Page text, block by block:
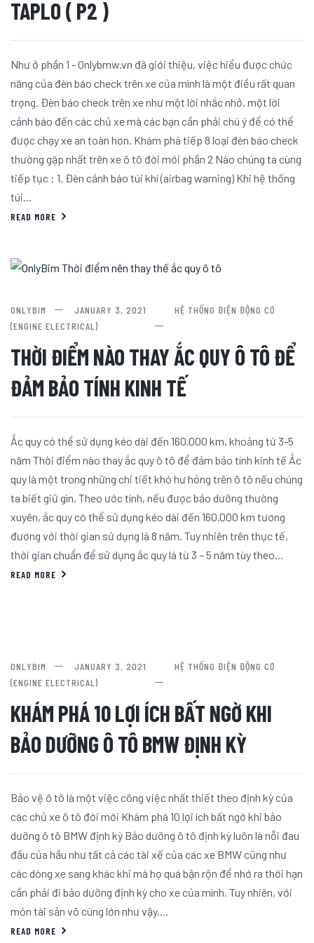
TAPLO ( P2 )
Như ở phần 1 - Onlybmw.vn đã giới thiệu, việc hiểu được chức
năng của đèn báo check trên xe của mình là một điều rất quan
trọng. Đèn báo check trên xe như một lời nhắc nhở, một lời
cảnh báo đến các chủ xe mà các bạn cần phải chú ý để có thể
được chạy xe an toàn hơn. Khám phá tiếp 8 loại đèn báo check
thường gặp nhất trên xe ô tô đời mới phần 2 Nào chúng ta cùng
tiếp tục : 1. Đèn cảnh báo túi khí (airbag warning) Khi hệ thống
túi…
READ MORE
ONLYBIM JANUARY 3, 2021
HỆ THỐNG ĐIỆN ĐỘNG CƠ
(ENGINE ELECTRICAL)
THỜI ĐIỂM NÀO THAY ẮC QUY Ô TÔ ĐỂ
ĐẢM BẢO TÍNH KINH TẾ
Ắc quy có thể sử dụng kéo dài đến 160.000 km, khoảng từ 3-5
năm Thời điểm nào thay ắc quy ô tô để đảm bảo tính kinh tế Ắc
quy là một trong những chi tiết khó hư hỏng trên ô tô nếu chúng
ta biết giữ gìn. Theo ước tính, nếu được bảo dưỡng thường
xuyên, ắc quy có thể sử dụng kéo dài đến 160.000 km tương
đương với thời gian sử dụng là 8 năm. Tuy nhiên trên thực tế,
thời gian chuẩn để sử dụng ắc quy là từ 3 – 5 năm tùy theo…
READ MORE
ONLYBIM JANUARY 3, 2021
HỆ THỐNG ĐIỆN ĐỘNG CƠ
(ENGINE ELECTRICAL)
KHÁM PHÁ 10 LỢI ÍCH BẤT NGỜ KHI
BẢO DƯỠNG Ô TÔ BMW ĐỊNH KỲ
Bảo vệ ô tô là một việc công việc nhất thiết theo định kỳ của
các chủ xe ô tô đời mới Khám phá 10 lợi ích bất ngờ khi bảo
dưỡng ô tô BMW định kỳ Bảo dưỡng ô tô định kỳ luôn là nỗi đau
đầu của hầu như tất cả các tài xế của các xe BMW cũng như
các dòng xe sang khác khi mà họ quá bận rộn để nhớ ra thời hạn
cần phải đi bảo dưỡng định kỳ cho xe của mình. Tuy nhiên, với
món tài sản vô cùng lớn như vậy,…
READ MORE